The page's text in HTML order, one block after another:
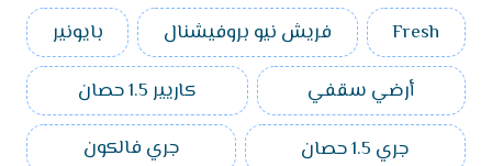
Fresh
فريش نيو بروفيشنال
بايونير
أرضي سقفي
كاريير 1.5 حصان
جري 1.5 حصان
جري فالكون